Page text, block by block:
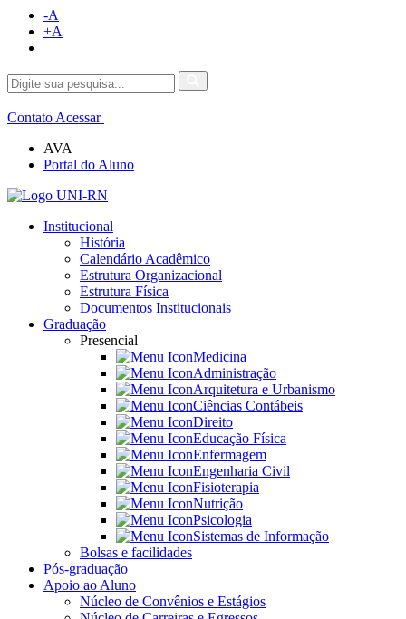
-A
+A
Contato Acessar
AVA
Portal do Aluno
Institucional
História
Calendário Acadêmico
Estrutura Organizacional
Estrutura Física
Documentos Institucionais
Graduação
Presencial
Medicina
Administração
Arquitetura e Urbanismo
Ciências Contábeis
Direito
Educação Física
Enfermagem
Engenharia Civil
Fisioterapia
Nutrição
Psicologia
Sistemas de Informação
Bolsas e facilidades
Pós-graduação
Apoio ao Aluno
Núcleo de Convênios e Estágios